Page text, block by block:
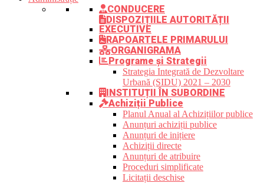
CONDUCERE
DISPOZIȚIILE AUTORITĂȚII
EXECUTIVE
RAPOARTELE PRIMARULUI
ORGANIGRAMA
Programe și Strategii
Strategia Integrată de Dezvoltare
Urbană (SIDU) 2021 – 2030
INSTITUȚII ÎN SUBORDINE
Achiziții Publice
Planul Anual al Achizițiilor publice
Anunțuri achiziții publice
Anunțuri de inițiere
Achiziții directe
Anunțuri de atribuire
Proceduri simplificate
Licitații deschise